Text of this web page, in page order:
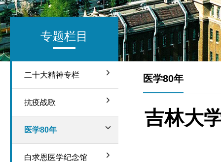
专题栏目
二十大精神专栏
抗疫战歌
医学80年
白求恩医学纪念馆
医学80年
吉林大